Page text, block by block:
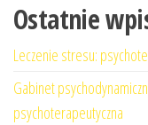
Ostatnie
Leczenie stresu:
Gabinet
psychoterapeutyczna